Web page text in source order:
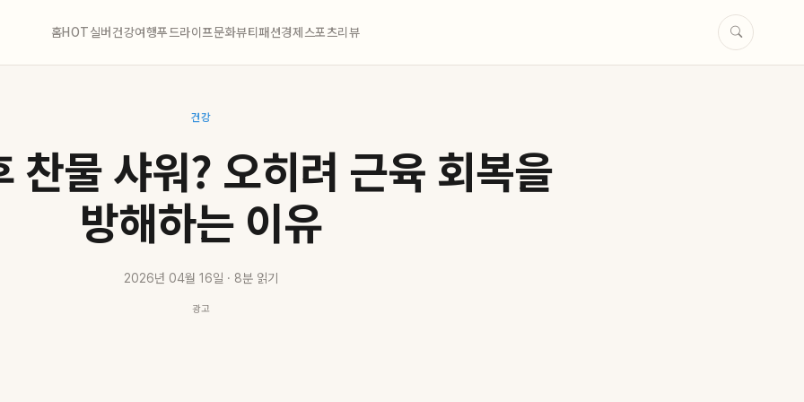
홈HOT실버건강여행푸드라이프문화뷰티패션경제스포츠리뷰
건강
찬물 샤워? 오히려 근육 회복을
방해하는 이유
2026년 04월 16일 · 8분 읽기
광고